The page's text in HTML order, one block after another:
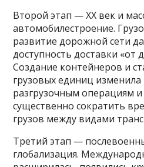
Второй этап — XX век и
автомобилестроение.
развитие дорожной сети
доступность доставки «от
Создание контейнеров и
грузовых единиц
разгрузочным операциям
существенно сократить
грузов между видами
Третий этап —
глобализация.